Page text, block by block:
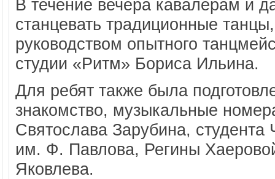
В течение вечера кавалерам и
станцевать традиционные
руководством опытного
студии «Ритм» Бориса Ильина.
Для ребят также была
знакомство, музыкальные
Святослава Зарубина, студента
им. Ф. Павлова, Регины
Яковлева.